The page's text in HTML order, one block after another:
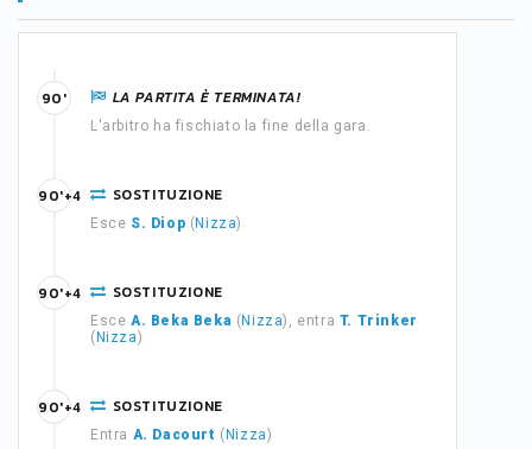
LA PARTITA È TERMINATA!
L'arbitro ha fischiato la fine della gara.
90'
SOSTITUZIONE
Esce S. Diop ( Nizza)
90'+4
SOSTITUZIONE
Esce A. Beka Beka ( Nizza), entra T. Trinker
( Nizza)
90'+4
SOSTITUZIONE
Entra A. Dacourt ( Nizza)
90'+4